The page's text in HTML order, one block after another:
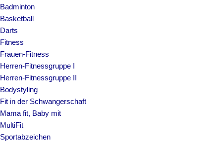
Badminton
Basketball
Darts
Fitness
Frauen-Fitness
Herren-Fitnessgruppe I
Herren-Fitnessgruppe II
Bodystyling
Fit in der Schwangerschaft
Mama fit, Baby mit
MultiFit
Sportabzeichen